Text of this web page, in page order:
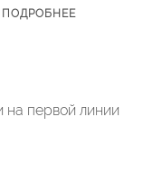
ПОДРОБНЕЕ
первой линии